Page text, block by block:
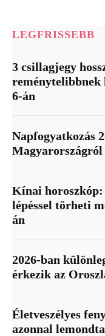
LEGFRISSEBB
3 csillagjegy
reménytelibbnek
6-án
Napfogyatkozás
Magyarországról
Kínai horoszkóp:
lépéssel törheti
án
2026-ban
érkezik az
Életveszélyes
azonnal